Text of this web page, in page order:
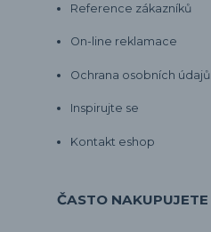
Reference zákazníků
On-line reklamace
Ochrana osobních údajů
Inspirujte se
Kontakt eshop
ČASTO NAKUPUJETE